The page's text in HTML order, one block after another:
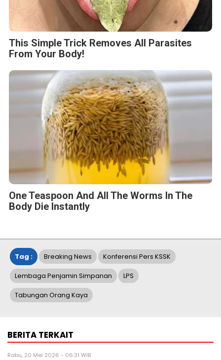
This Simple Trick Removes All Parasites
From Your Body!
One Teaspoon And All The Worms In The
Body Die Instantly
Tag : Breaking News Konferensi Pers KSSK
Lembaga Penjamin Simpanan LPS
Tabungan Orang Kaya
BERITA TERKAIT
Rabu, 20 Mei 2026 - 06:31 WIB